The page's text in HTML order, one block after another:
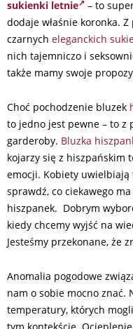
sukienki letnie
– to
dodaje właśnie koronka.
czarnych eleganckich
nich tajemniczo i
także mamy swoje
Choć pochodzenie bluzek
to jedno jest pewne – to z
garderoby. Bluzka
kojarzy się z hiszpańskim
emocji. Kobiety uwielbiają
sprawdź, co ciekawego
hiszpanek. Dobrym
kiedy chcemy wyjść na
Jesteśmy przekonane, że
Anomalia pogodowe
nam o sobie mocno znać.
temperatury, których